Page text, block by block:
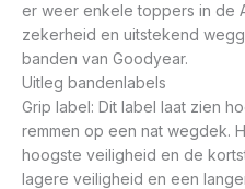
er weer enkele toppers in de
zekerheid en uitstekend
banden van Goodyear.
Uitleg bandenlabels
Grip label: Dit label laat zien
remmen op een nat wegdek.
hoogste veiligheid en de
lagere veiligheid en een